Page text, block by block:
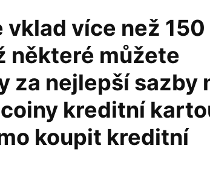
více než 150
některé můžete
za nejlepší sazby
kreditní
koupit kreditní